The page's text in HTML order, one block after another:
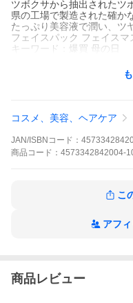
ツボクサから抽出されたツ
県の工場で製造された確か
たっぷり美容液で潤い、ツ
フェイスパック フェイス
キーワード：爆買 母の日
コスメ、美容、ヘアケア
JAN/ISBNコード：
商品 コード： 4573342842004-
こ
アフ
商品レビュー